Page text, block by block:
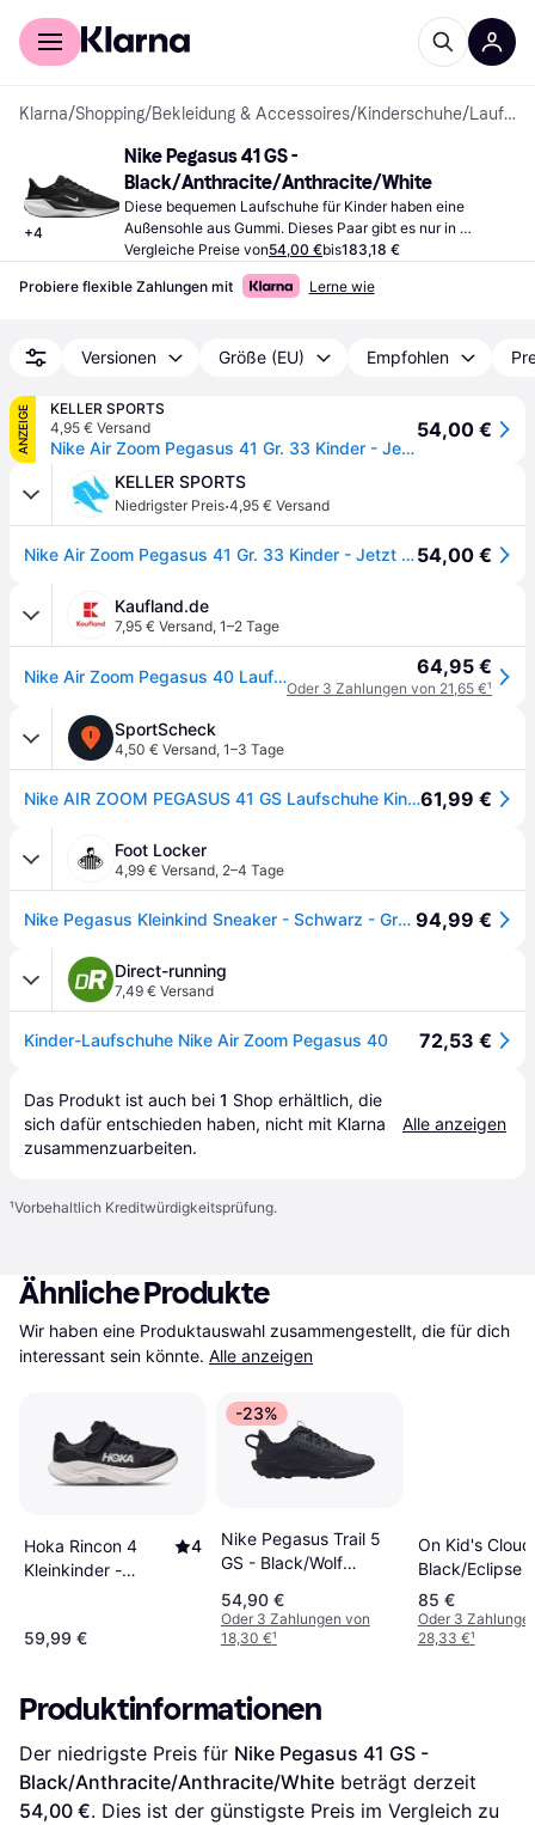
Für Shopper
Klarna/Shopping/Bekleidung & Accessoires/Kinderschuhe/ Laufschuhe
+4
Nike Pegasus 41 GS -
Black/Anthracite/Anthracite/White
Diese bequemen Laufschuhe für Kinder haben eine
Außensohle aus Gummi. Dieses Paar gibt es nur in
Schwarz.
Vergleiche Preise von54,00 €bis183,18 €
Probiere flexible Zahlungen mit Lerne wie
Versionen Größe (EU) Empfohlen
ANZEIGE
KELLER SPORTS
4,95 € Versand
Nike Air Zoom Pegasus 41 Gr. 33 Kinder - Jetzt bei Keller Sports kaufen!
54,00 €
KELLER SPORTS
Niedrigster Preis·4,95 € Versand
Nike Air Zoom Pegasus 41 Gr. 33 Kinder - Jetzt bei Keller Sports kaufen!54,00 €
Kaufland.de
7,95 € Versand, 1–2 Tage
Nike Air Zoom Pegasus 40 Laufschuhe Junior 64,95 €
Oder 3 Zahlungen von 21,65 €¹
SportScheck
4,50 € Versand, 1–3 Tage
Nike AIR ZOOM PEGASUS 41 GS Laufschuhe Kinder61,99 €
Foot Locker
4,99 € Versand, 2–4 Tage
Nike Pegasus Kleinkind Sneaker - Schwarz - Größe 37.5 - Netz/Synthetik 94,99 €
Direct-running
7,49 € Versand
Kinder-Laufschuhe Nike Air Zoom Pegasus 40 72,53 €
Das Produkt ist auch bei 1 Shop erhältlich, die
sich dafür entschieden haben, nicht mit Klarna
zusammenzuarbeiten.
Alle anzeigen
¹Vorbehaltlich Kreditwürdigkeitsprüfung.
Ähnliche Produkte
Wir haben eine Produktauswahl zusammengestellt, die für dich
interessant sein könnte. Alle anzeigen
Hoka Rincon 4
Kleinkinder -
4
59,99 €
-23%
Nike Pegasus Trail 5
GS - Black/Wolf
54,90 €
Oder 3 Zahlungen von
18,30 €¹
On Kid's
Black/Eclipse
85 €
Oder 3
28,33 €¹
Produktinformationen
Der niedrigste Preis für Nike Pegasus 41 GS -
Black/Anthracite/Anthracite/White
54,00 €